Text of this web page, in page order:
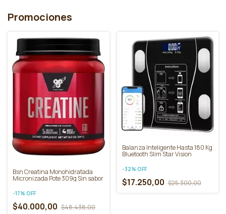
Promociones
Bsn Creatina Monohidratada
Micronizada Pote 309g Sin sabor
-17% OFF
$40.000,00 $48.438,00
Balanza Inteligente Hasta 180 Kg
Bluetooth Slim Star Vision
-32% OFF
$17.250,00 $25.300,00